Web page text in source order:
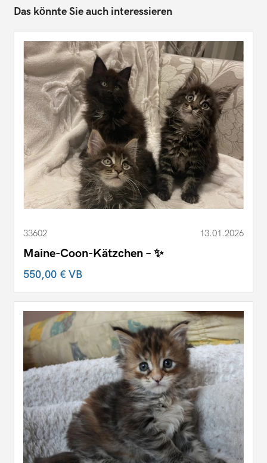
Das könnte Sie auch interessieren
33602 13.01.2026
Maine-Coon-Kätzchen – ✨
550,00 €VB